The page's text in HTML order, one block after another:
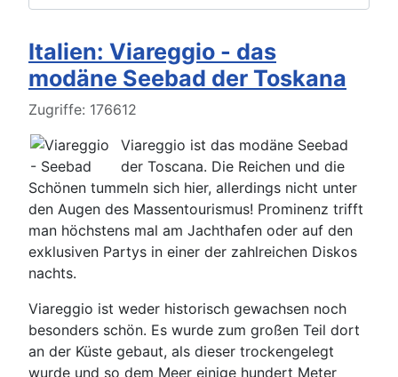
Italien: Viareggio - das
modäne Seebad der Toskana
Details
Zugriffe: 176612
Viareggio ist das modäne Seebad
der Toscana. Die Reichen und die
Schönen tummeln sich hier, allerdings nicht unter
den Augen des Massentourismus! Prominenz trifft
man höchstens mal am Jachthafen oder auf den
exklusiven Partys in einer der zahlreichen Diskos
nachts.
Viareggio ist weder historisch gewachsen noch
besonders schön. Es wurde zum großen Teil dort
an der Küste gebaut, als dieser trockengelegt
wurde und so dem Meer einige hundert Meter